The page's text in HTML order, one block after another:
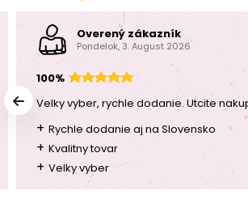
Overený zákazník
Pondelok, 3. August 2026
100%
Velky vyber, rychle dodanie. Utcite
+ Rychle dodanie aj na Slovensko
+ Kvalitny tovar
+ Velky vyber